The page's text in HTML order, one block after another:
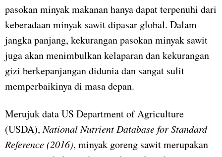
pasokan minyak makanan hanya dapat terpenuhi dari
keberadaan minyak sawit dipasar global. Dalam
jangka panjang, kekurangan pasokan minyak sawit
juga akan menimbulkan kelaparan dan kekurangan
gizi berkepanjangan didunia dan sangat sulit
memperbaikinya di masa depan.
Merujuk data US Department of Agriculture
(USDA),National Nutrient Database for Standard
Reference (2016), minyak goreng sawit merupakan